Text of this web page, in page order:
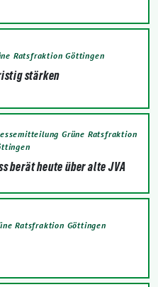
Ratsfraktion Göttingen
stärken
Grüne Ratsfraktion
berät heute über alte JVA
Ratsfraktion Göttingen